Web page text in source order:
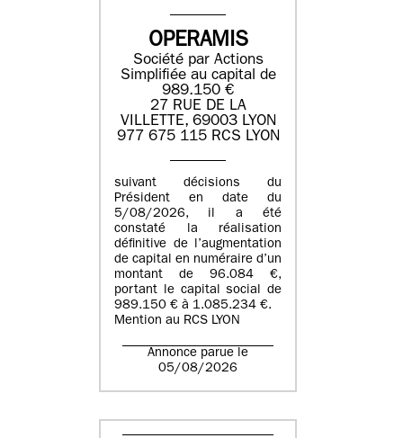
OPERAMIS
Société par Actions
Simplifiée au capital de
989.150 €
27 RUE DE LA
VILLETTE, 69003 LYON
977 675 115 RCS LYON
suivant décisions du
Président en date du
5/08/2026, il a été
constaté la réalisation
définitive de l’augmentation
de capital en numéraire d’un
montant de 96.084 €,
portant le capital social de
989.150 € à 1.085.234 €.
Mention au RCS LYON
Annonce parue le
05/08/2026